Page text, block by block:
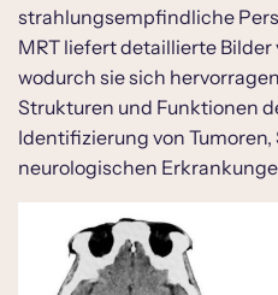
strahlungsempfindliche
MRT liefert detaillierte Bilder
wodurch sie sich
Strukturen und Funktionen
Identifizierung von
neurologischen